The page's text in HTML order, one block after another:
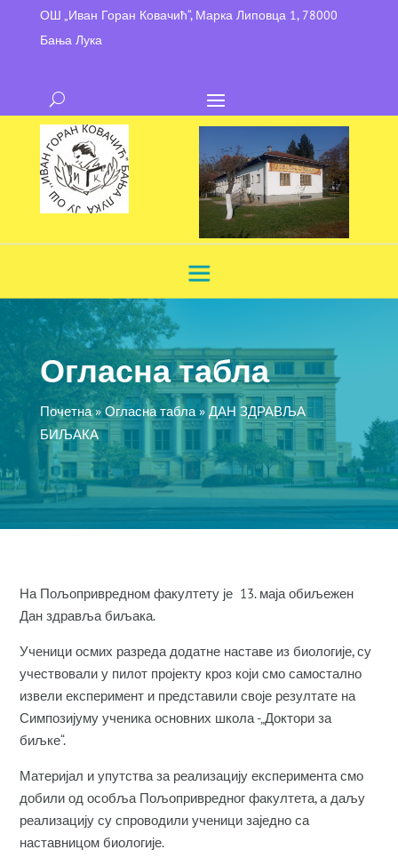
ОШ „Иван Горан Ковачић“, Марка Липовца 1, 78000
Бања Лука
Огласна табла
Почетна»Огласна табла» ДАН ЗДРАВЉА
БИЉАКА
На Пољопривредном факултету је 13. маја обиљежен
Дан здравља биљака.
Ученици осмих разреда додатне наставе из биологије, су
учествовали у пилот пројекту кроз који смо самостално
извели експеримент и представили своје резултате на
Симпозијуму ученика основних школа -„Доктори за
биљке“.
Материјал и упутства за реализацију експеримента смо
добили од особља Пољопривредног факултета, а даљу
реализацију су спроводили ученици заједно са
наставницом биологије.